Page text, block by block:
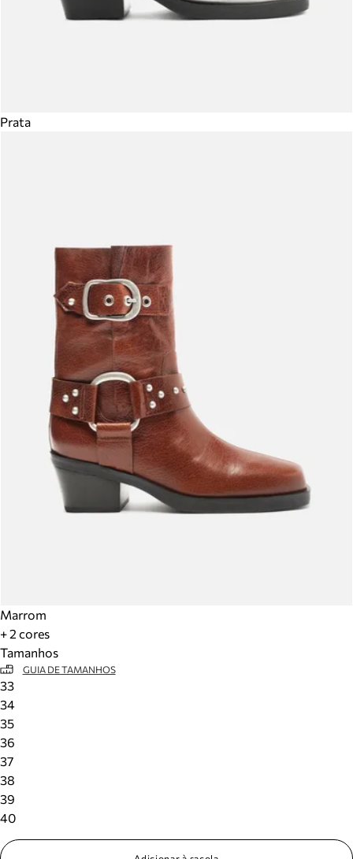
Prata
Marrom
+ 2 cores
Tamanhos
GUIA DE TAMANHOS
33
34
35
36
37
38
39
40